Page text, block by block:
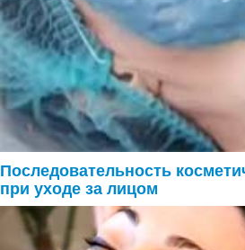
Последовательность
при уходе за лицом